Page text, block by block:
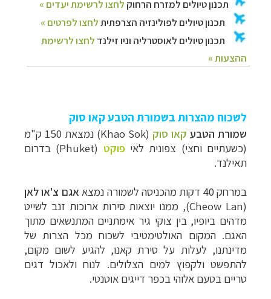
לשכוח מהצרות בשמורת הטבע קאו סוק
שמורת הטבע קאו סוק (
Khao Sok
) נמצאת 150 ק"מ
(כשעתיים וחצי) צפונית לאי פוקט (
Phuket) בדרום
תאילנד.
במרחק 40 דקות מהכניסה לשמורה נמצא
אגם צ'או לאן
(Cheow Lan), ממנו יוצאות סי
רות ארוכות זנב לשייט
מדהים ביופיו, בין צוקי גיר אימתניים המתנשאים מתוך
האגם. המקום האולטימטיבי לשכוח מכל הצרות של
מדינתנו, לעלות על סירת קאנו, להגיע לשום מקום,
להתפשט ולקפוץ למים הצלולים. לנוח ולאכול דגים
טריים בטעם אלוהי בכפר דייגים אוטנטי.